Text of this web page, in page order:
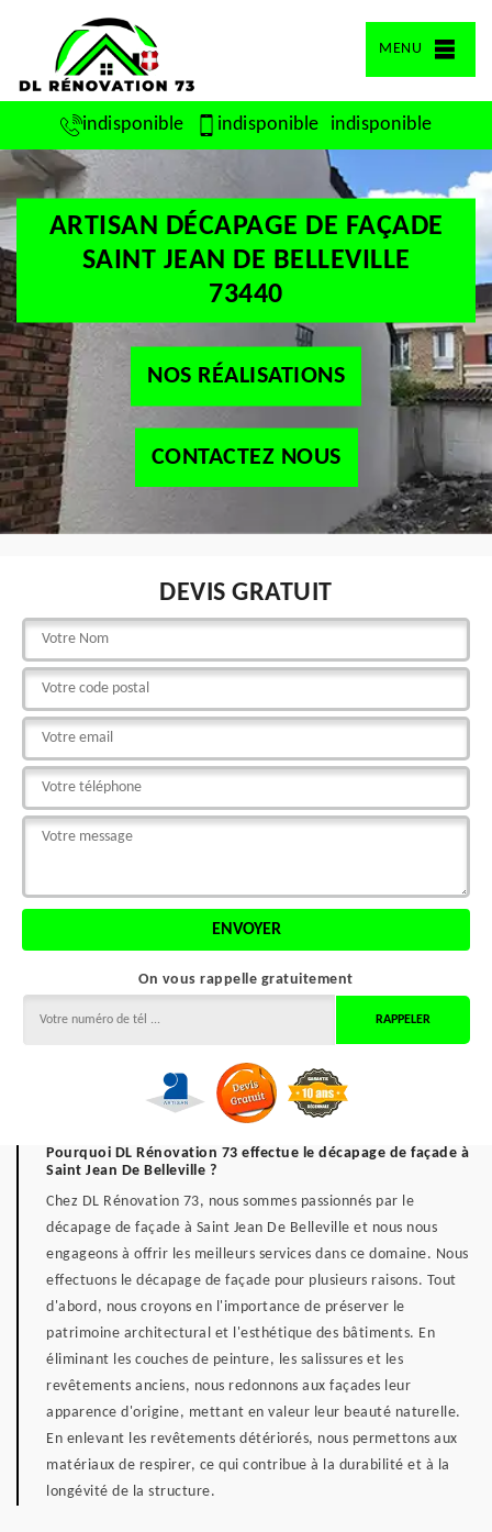
MENU
indisponible indisponible indisponible
ARTISAN DÉCAPAGE DE FAÇADE
SAINT JEAN DE BELLEVILLE
73440
NOS RÉALISATIONS
CONTACTEZ NOUS
DEVIS GRATUIT
On vous rappelle gratuitement
Pourquoi DL Rénovation 73 effectue le décapage de façade à
Saint Jean De Belleville ?
Chez DL Rénovation 73, nous sommes passionnés par le
décapage de façade à Saint Jean De Belleville et nous nous
engageons à offrir les meilleurs services dans ce domaine. Nous
effectuons le décapage de façade pour plusieurs raisons. Tout
d'abord, nous croyons en l'importance de préserver le
patrimoine architectural et l'esthétique des bâtiments. En
éliminant les couches de peinture, les salissures et les
revêtements anciens, nous redonnons aux façades leur
apparence d'origine, mettant en valeur leur beauté naturelle.
En enlevant les revêtements détériorés, nous permettons aux
matériaux de respirer, ce qui contribue à la durabilité et à la
longévité de la structure.